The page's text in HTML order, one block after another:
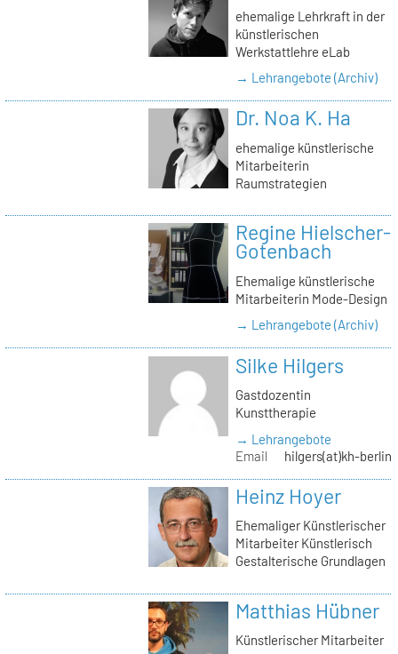
ehemalige Lehrkraft in der
künstlerischen
Werkstattlehre eLab
→ Lehrangebote (Archiv)
Dr. Noa K. Ha
ehemalige künstlerische
Mitarbeiterin
Raumstrategien
Regine Hielscher-
Gotenbach
Ehemalige künstlerische
Mitarbeiterin Mode-Design
→ Lehrangebote (Archiv)
Silke Hilgers
Gastdozentin
Kunsttherapie
→ Lehrangebote
Email
hilgers(at)kh-
Heinz Hoyer
Ehemaliger Künstlerischer
Mitarbeiter Künstlerisch
Gestalterische Grundlagen
Matthias Hübner
Künstlerischer Mitarbeiter